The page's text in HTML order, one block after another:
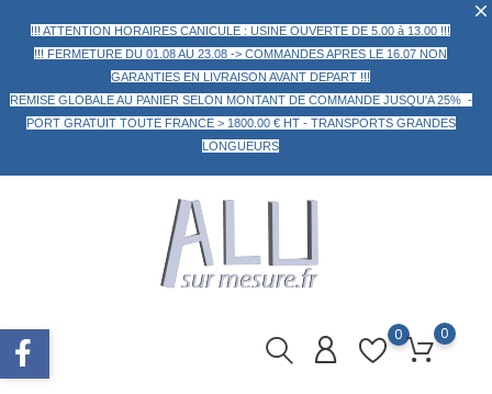
!!! ATTENTION HORAIRES CANICULE : USINE OUVERTE DE 5.00 à 13.00 !!!
!!! FERMETURE DU 01.08 AU 23.08 -> COMMANDES APRES LE 16.07 NON
GARANTIES EN LIVRAISON AVANT DEPART !!!
REMISE GLOBALE AU PANIER SELON MONTANT DE COMMANDE JUSQU'A 25% -
PORT GRATUIT TOUTE FRANCE > 1800.00 € HT - TRANSPORTS GRANDES
LONGUEURS
0 0